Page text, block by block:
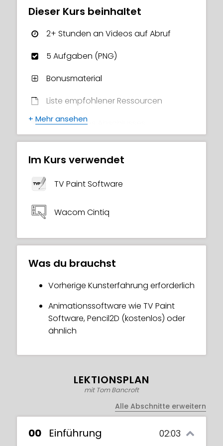
neu erworbenen Fähigkeiten sofort zu
Belohnung gibt, als zu sehen, wie deine
werden“ (wie Tom sagt)! Bereit,
Animation, aber die Prinzipien gelten auch
für CG (3D) Animation und Stop-Motion
Dieser Kurs beinhaltet
2+ Stunden an Videos auf Abruf
5 Aufgaben (PNG)
Bonusmaterial
Liste empfohlener Ressourcen
Zertifikat des Abschlusses
+ Mehr ansehen
Im Kurs verwendet
TV Paint Software
Wacom Cintiq
Was du brauchst
Vorherige Kunsterfahrung erforderlich
Animationssoftware wie TV Paint
Software, Pencil2D (kostenlos) oder
ähnlich
LEKTIONSPLAN
mit Tom Bancroft
Alle Abschnitte erweitern
00 Einführung 02:03